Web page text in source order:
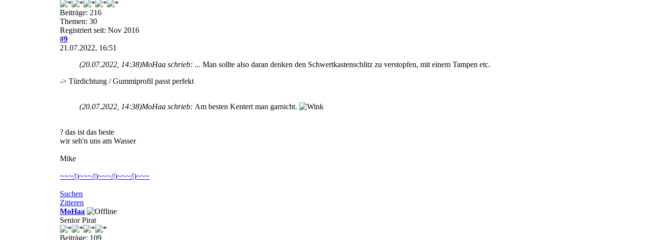
Beiträge: 216
Themen: 30
Registriert seit: Nov 2016
#9
21.07.2022, 16:51
(20.07.2022, 14:38)MoHaa schrieb: ... Man sollte also daran denken den Schwertkastenschlitz zu verstopfen, mit einem Tampen etc.
-> Türdichtung / Gummiprofil passt perfekt
(20.07.2022, 14:38)MoHaa schrieb: Am besten Kentert man garnicht.
? das ist das beste
wir seh'n uns am Wasser
Mike
~~~/|)~~~/|)~~~/|)~~~/|)~~~
Suchen
Zitieren
MoHaa
Senior Pirat
Beiträge: 109